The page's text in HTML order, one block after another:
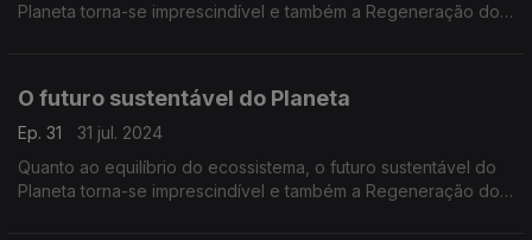
Planeta torna-se imprescindível e também a Regeneração dos
O futuro sustentável do Planeta
Ep. 31
31 jul. 2024
Quanto ao equilíbrio do ecossistema, o futuro sustentável do
Planeta torna-se imprescindível e também a Regeneração dos